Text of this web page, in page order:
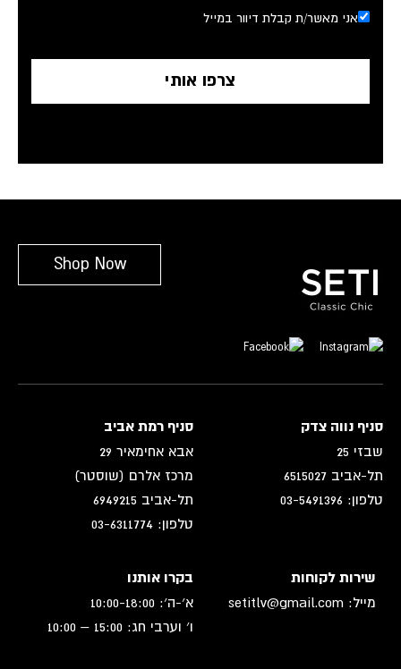
אני מאשר/ת קבלת דיוור במייל
סניף נווה צדק
שבזי 25
תל-אביב 6515027
טלפון: 03-5491396
סניף רמת אביב
אבא אחימאיר 29
מרכז אלרם (שוסטר)
תל-אביב 6949215
טלפון: 03-6311774
שירות לקוחות
מייל: setitlv@gmail.com
בקרו אותנו
א׳-ה׳: 10:00-18:00
ו׳ וערבי חג: 15:00 – 10:00
Shop Now